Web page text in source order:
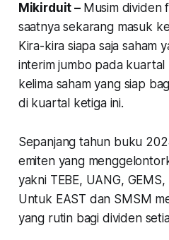
Mikirduit – Musim dividen
saatnya sekarang masuk
Kira-kira siapa saja saham
interim jumbo pada
kelima saham yang siap
di kuartal ketiga ini.
Sepanjang tahun buku
emiten yang
yakni TEBE, UANG,
Untuk EAST dan SMSM
yang rutin bagi dividen